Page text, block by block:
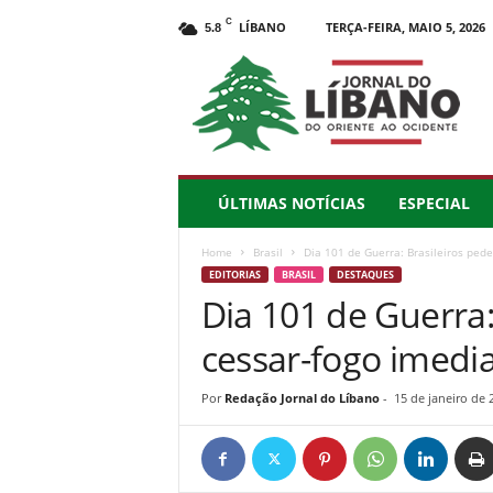
5.8 C LÍBANO TERÇA-FEIRA, MAIO 5, 2026
o
ÚLTIMAS NOTÍCIAS ESPECIAL
Home Brasil Dia 101 de Guerra: Brasileiros
EDITORIAS BRASIL DESTAQUES
Dia 101 de
cessar-fogo
Por Redação Jornal do Líbano- 15 de janeiro de